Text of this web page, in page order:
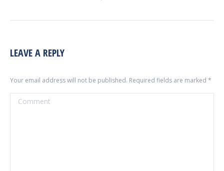
LEAVE A REPLY
Your email address will not be published. Required fields are marked *
Comment